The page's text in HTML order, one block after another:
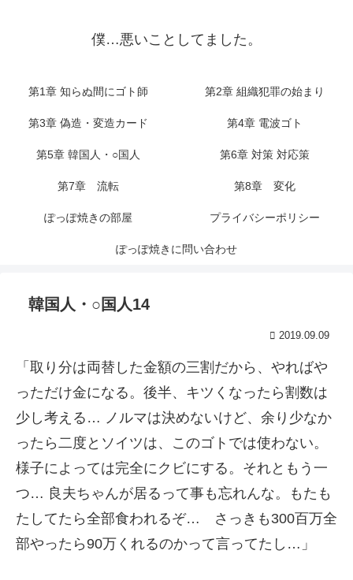
僕…悪いことしてました。
第1章 知らぬ間にゴト師 第2章 組織犯罪の始まり
第3章 偽造・変造カード 第4章 電波ゴト
第5章 韓国人・○国人 第6章 対策 対応策
第7章 流転 第8章 変化
ぽっぽ焼きの部屋 プライバシーポリシー
ぽっぽ焼きに問い合わせ
韓国人・○国人14
2019.09.09
「取り分は両替した金額の三割だから、やればや
っただけ金になる。後半、キツくなったら割数は
少し考える… ノルマは決めないけど、余り少なか
ったら二度とソイツは、このゴトでは使わない。
様子によっては完全にクビにする。それともう一
つ… 良夫ちゃんが居るって事も忘れんな。もたも
たしてたら全部食われるぞ… さっきも300百万全
部やったら90万くれるのかって言ってたし…」